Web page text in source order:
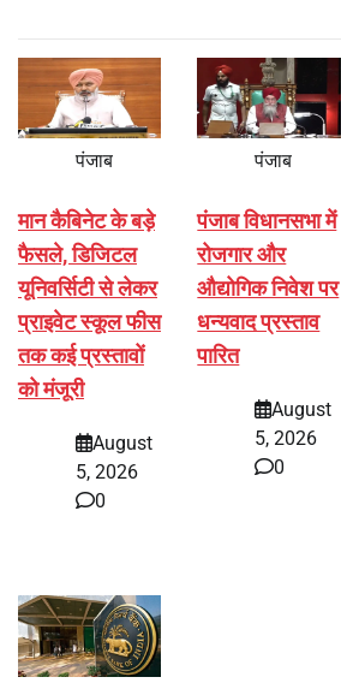
पंजाब
मान कैबिनेट के बड़े
फैसले, डिजिटल
यूनिवर्सिटी से लेकर
प्राइवेट स्कूल फीस
तक कई प्रस्तावों
को मंजूरी
August
5, 2026
0
पंजाब
पंजाब विधानसभा में
रोजगार और
औद्योगिक निवेश पर
धन्यवाद प्रस्ताव
पारित
August
5, 2026
0